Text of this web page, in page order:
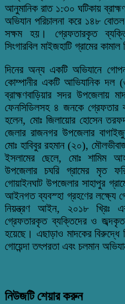
আনুমানিক রাত ১:৩০ ঘটিকায়
অভিযান পরিচালনা করে ১৪৮
সক্ষম হয়। গ্রেফতারকৃত
সিংগারবিল মাইজহাটি গ্রামের কামাল
দিনের অন্য একটি অভিযানে
কোম্পানীর একটি আভিযানিক দল
ব্রাহ্মণবাড়িয়ার সদর উপজেলায়
ফেনসিডিলসহ ৪ জনকে গ্রেফতার
হলেন, মোঃ জিলায়োর হোসেন
জেলার রাজনগর উপজেলার
মোঃ হাবিবুর রহমান (২০),
ইসলামের ছেলে, মোঃ শামিম
উপজেলার চঘরি গ্রামের মৃত
গোয়াইনঘাট উপজেলার সাহাপুর
আইনগত ব্যবস্হা গ্রহণের লক্ষ্যে
নিয়ন্ত্রণ আইন, ২০১৮ খ্রিঃ এর
গ্রেফতারকৃত ব্যক্তিদের ও
হয়েছে। এছাড়াও মাদকের বিরুদ্ধে
গোয়েন্দা তৎপরতা এবং চলমান
নিউজটি শেয়ার করুন